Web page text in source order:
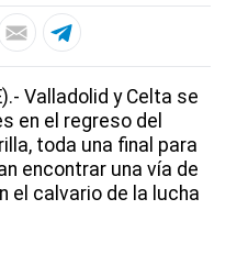
Valladolid y Celta se
en el regreso del
toda una final para
encontrar una vía de
el calvario de la lucha